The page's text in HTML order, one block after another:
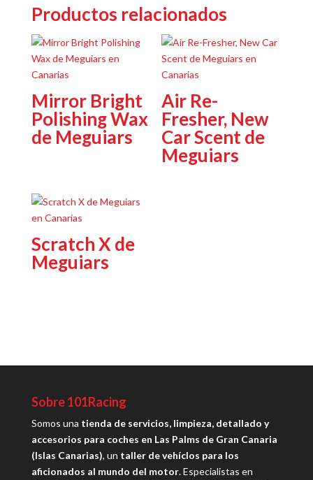
Productos relacionados
Mirror Bright
Polishing Wax
de Meguiars
Air Re-
Fresher, New
Car Scent de
Meguiars
Scratch X de
Meguiars
Sobre 101Racing
Somos una tienda de servicios, limpieza, detallado y
accesorios para coches en Las Palms de Gran Canaria
(Islas Canarias), un taller de vehíclos para los
aficionados al mundo del motor. Especialistas en